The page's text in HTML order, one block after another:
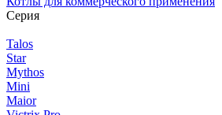
Серия
Talos
Star
Mythos
Mini
Maior